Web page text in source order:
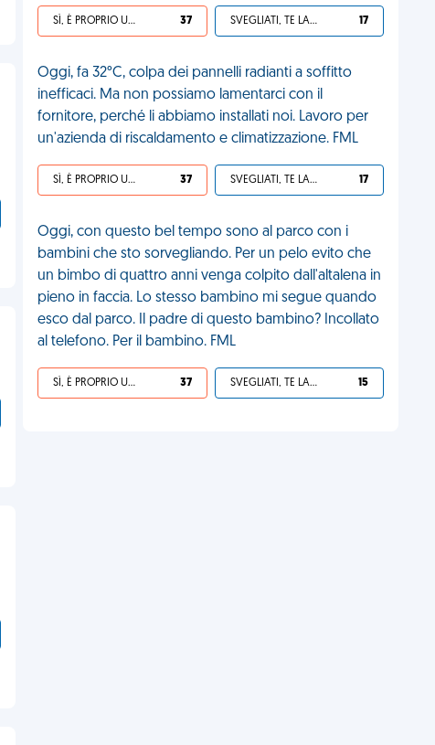
SÌ, È PROPRIO UNA VDM! 37 SVEGLIATI, TE LA SEI CERCATA! 17
Oggi, fa 32°C, colpa dei pannelli radianti a soffitto
inefficaci. Ma non possiamo lamentarci con il
fornitore, perché li abbiamo installati noi. Lavoro per
un'azienda di riscaldamento e climatizzazione. FML
SÌ, È PROPRIO UNA VDM! 37 SVEGLIATI, TE LA SEI CERCATA! 17
Oggi, con questo bel tempo sono al parco con i
bambini che sto sorvegliando. Per un pelo evito che
un bimbo di quattro anni venga colpito dall'altalena in
pieno in faccia. Lo stesso bambino mi segue quando
esco dal parco. Il padre di questo bambino? Incollato
al telefono. Per il bambino. FML
SÌ, È PROPRIO UNA VDM! 37 SVEGLIATI, TE LA SEI CERCATA! 15